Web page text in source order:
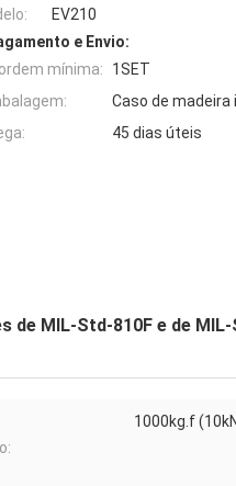
EV210
e Envio:
mínima:
1SET
Caso de madeira
45 dias úteis
MIL-Std-810F e de MIL-
1000kg.f